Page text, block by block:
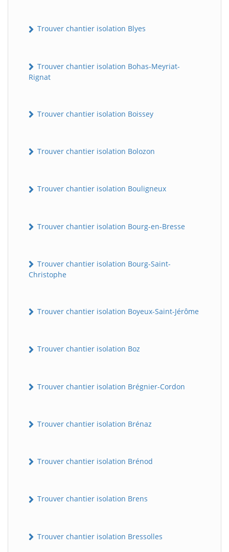
Trouver chantier isolation Blyes
Trouver chantier isolation Bohas-Meyriat-
Rignat
Trouver chantier isolation Boissey
Trouver chantier isolation Bolozon
Trouver chantier isolation Bouligneux
Trouver chantier isolation Bourg-en-Bresse
Trouver chantier isolation Bourg-Saint-
Christophe
Trouver chantier isolation Boyeux-Saint-Jérôme
Trouver chantier isolation Boz
Trouver chantier isolation Brégnier-Cordon
Trouver chantier isolation Brénaz
Trouver chantier isolation Brénod
Trouver chantier isolation Brens
Trouver chantier isolation Bressolles